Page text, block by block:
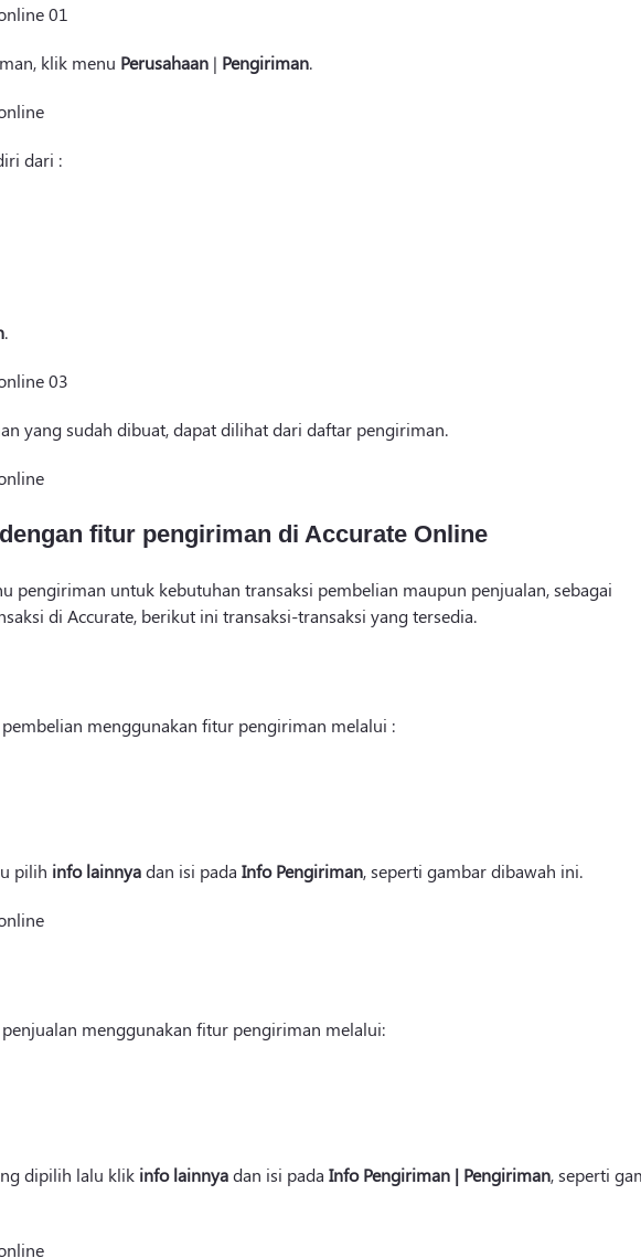
klik menu Perusahaan | Pengiriman.
dari :
.
yang sudah dibuat, dapat dilihat dari daftar pengiriman.
fitur pengiriman di Accurate Online
pengiriman untuk kebutuhan transaksi pembelian maupun penjualan, sebagai
di Accurate, berikut ini transaksi-transaksi yang tersedia.
menggunakan fitur pengiriman melalui :
pilih info lainnyadan isi pada Info Pengiriman, seperti gambar dibawah ini.
menggunakan fitur pengiriman melalui:
dipilih lalu klik info lainnyadan isi pada Info Pengiriman | Pengiriman, seperti